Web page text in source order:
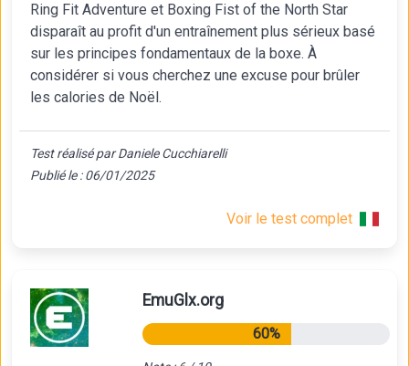
Ring Fit Adventure et Boxing Fist of the North Star
disparaît au profit d'un entraînement plus sérieux basé
sur les principes fondamentaux de la boxe. À
considérer si vous cherchez une excuse pour brûler
les calories de Noël.
Test réalisé par Daniele Cucchiarelli
Publié le : 06/01/2025
Voir le test complet
EmuGlx.org
60%